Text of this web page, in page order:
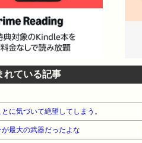
し 2017/05/13(土) 08:17:51.04
んやが 165:風吹けば名無し 2017/
し 2017/05/13(土) 08:05:03.64
んと話をしたんかってことや 日本
>>79 そもそも契約できない事項
んや 契約において、してもないこ
土) 08:05:42.22 ID:ouTmeiom0
2017/05/13(土) 08:05:50.40
れている記事
に気づいて絶望してしまう。
最大の武器だったよな